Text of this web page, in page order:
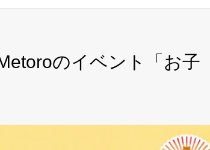
のイベント「お子